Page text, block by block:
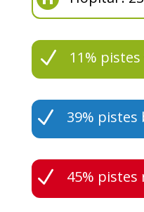
N 11%
N 39% pistes
N 45% pistes